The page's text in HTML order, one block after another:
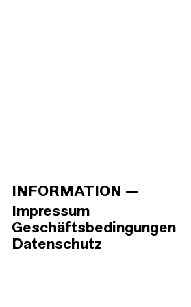
INFORMATION
Impressum
Geschäftsbedingungen
Datenschutz